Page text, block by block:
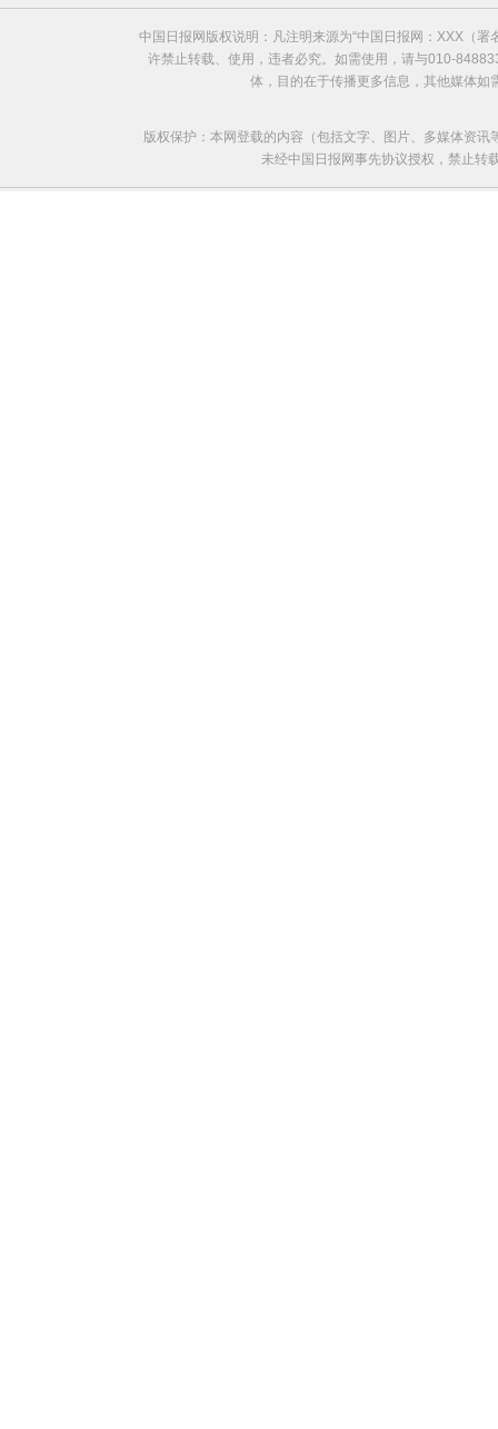
中国日报网版权说明：凡注明来源为“中国日报网：XXX（
许禁止转载、使用，违者必究。如需使用，请与010-
体，目的在于传播更多信息，其他媒体
版权保护：本网登载的内容（包括文字、图片、多媒体资
未经中国日报网事先协议授权，禁止转